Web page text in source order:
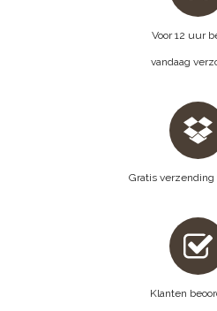
Voor 12 uur
vandaag
Gratis
Klanten